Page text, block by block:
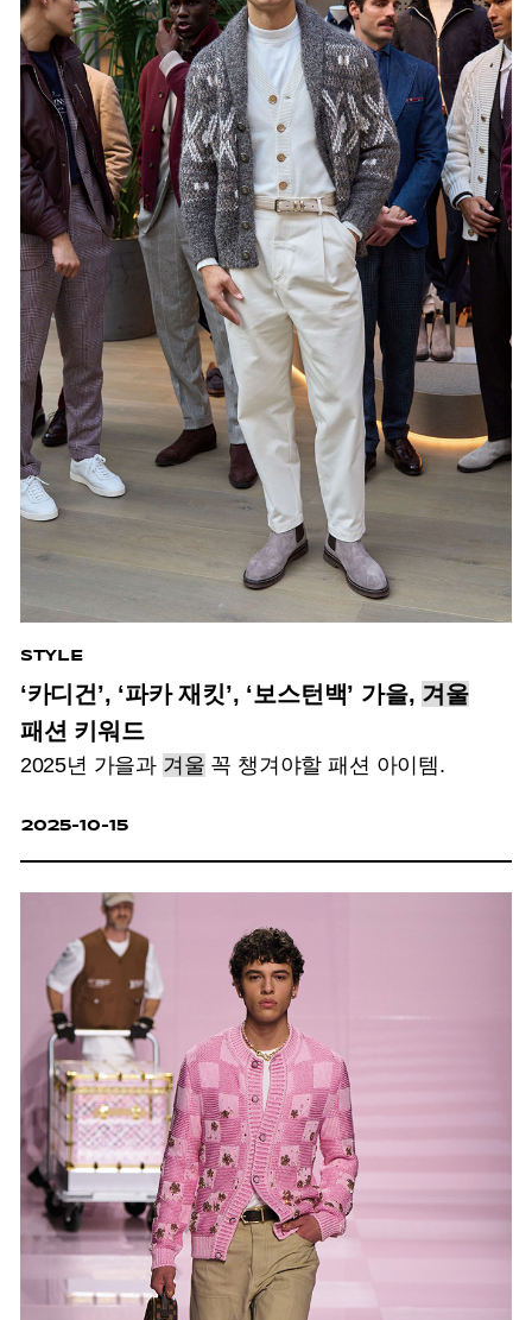
STYLE
‘카디건’, ‘파카 재킷’, ‘보스턴백’ 가을, 겨울
패션 키워드
2025년 가을과 겨울 꼭 챙겨야할 패션 아이템.
2025-10-15